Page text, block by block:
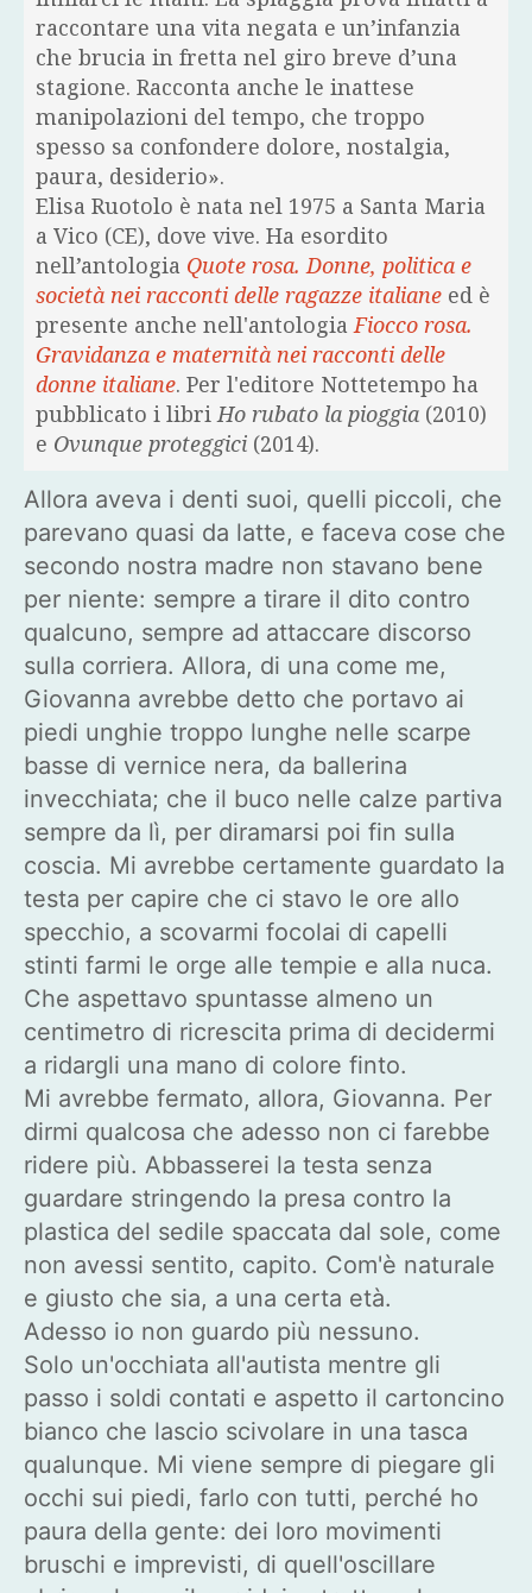
raccontare una vita negata e un’infanzia
che brucia in fretta nel giro breve d’una
stagione. Racconta anche le inattese
manipolazioni del tempo, che troppo
spesso sa confondere dolore, nostalgia,
paura, desiderio».
Elisa Ruotolo è nata nel 1975 a Santa Maria
a Vico (CE), dove vive. Ha esordito
nell’antologia Quote rosa. Donne, politica e
società nei racconti delle ragazze italiane ed è
presente anche nell'antologiaFiocco rosa.
Gravidanza e maternità nei racconti delle
donne italiane. Per l'editore Nottetempo ha
pubblicato i libriHo rubato la pioggia (2010)
e Ovunque proteggici (2014).
Allora aveva i denti suoi, quelli piccoli, che
parevano quasi da latte, e faceva cose che
secondo nostra madre non stavano bene
per niente: sempre a tirare il dito contro
qualcuno, sempre ad attaccare discorso
sulla corriera. Allora, di una come me,
Giovanna avrebbe detto che portavo ai
piedi unghie troppo lunghe nelle scarpe
basse di vernice nera, da ballerina
invecchiata; che il buco nelle calze partiva
sempre da lì, per diramarsi poi fin sulla
coscia. Mi avrebbe certamente guardato la
testa per capire che ci stavo le ore allo
specchio, a scovarmi focolai di capelli
stinti farmi le orge alle tempie e alla nuca.
Che aspettavo spuntasse almeno un
centimetro di ricrescita prima di decidermi
a ridargli una mano di colore finto.
Mi avrebbe fermato, allora, Giovanna. Per
dirmi qualcosa che adesso non ci farebbe
ridere più. Abbasserei la testa senza
guardare stringendo la presa contro la
plastica del sedile spaccata dal sole, come
non avessi sentito, capito. Com'è naturale
e giusto che sia, a una certa età.
Adesso io non guardo più nessuno.
Solo un'occhiata all'autista mentre gli
passo i soldi contati e aspetto il cartoncino
bianco che lascio scivolare in una tasca
qualunque. Mi viene sempre di piegare gli
occhi sui piedi, farlo con tutti, perché ho
paura della gente: dei loro movimenti
bruschi e imprevisti, di quell'oscillare